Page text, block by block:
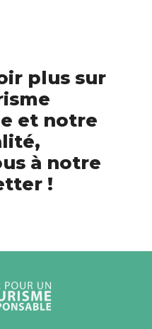
plus sur
et notre
à notre
!